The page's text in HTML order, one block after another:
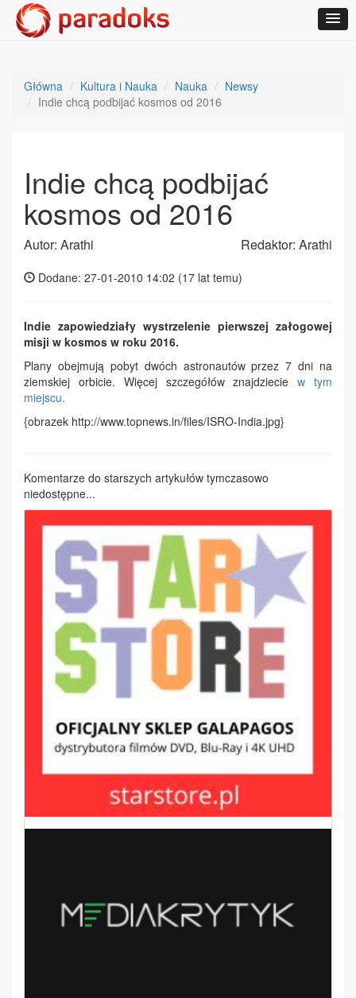
Główna Kultura i Nauka Nauka
Newsy
Indie chcą podbijać kosmos od 2016
Indie chcą podbijać
kosmos od 2016
Autor: Arathi Redaktor: Arathi
Dodane: 27-01-2010 14:02 (17 lat temu)
Indie zapowiedziały wystrzelenie pierwszej załogowej
misji w kosmos w roku 2016.
Plany obejmują pobyt dwóch astronautów przez 7 dni na
ziemskiej orbicie. Więcej szczegółów znajdzieciew tym
miejscu.
{obrazek http://www.topnews.in/files/ISRO-India.jpg}
Komentarze do starszych artykułów tymczasowo
niedostępne...